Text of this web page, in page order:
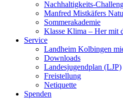
Nachhaltigkeits-
Manfred Mistkäfers
Sommerakademie
Klasse Klima – Her mit
Service
Landheim Kolbingen
Downloads
Landesjugendplan (LJP)
Freistellung
Netiquette
Spenden